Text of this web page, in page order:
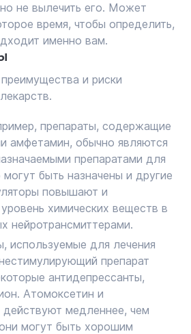
не вылечить его. Может
время, чтобы определить,
именно вам.
и риски
препараты, содержащие
амфетамин, обычно являются
препаратами для
быть назначены и другие
повышают и
химических веществ в
нейротрансмиттерами.
используемые для лечения
препарат
антидепрессанты,
Атомоксетин и
действуют медленнее, чем
могут быть хорошим